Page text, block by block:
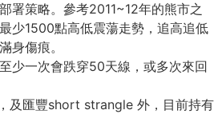
署策略。參考2011~12年的熊市之
少1500點高低震蕩走勢，追高追低
身傷痕。
少一次會跌穿50天線，或多次來回
及匯豐short strangle 外，目前持有